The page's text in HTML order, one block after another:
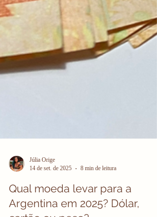
14 de set. de 2025
8 min de leitura
Qual moeda levar para a